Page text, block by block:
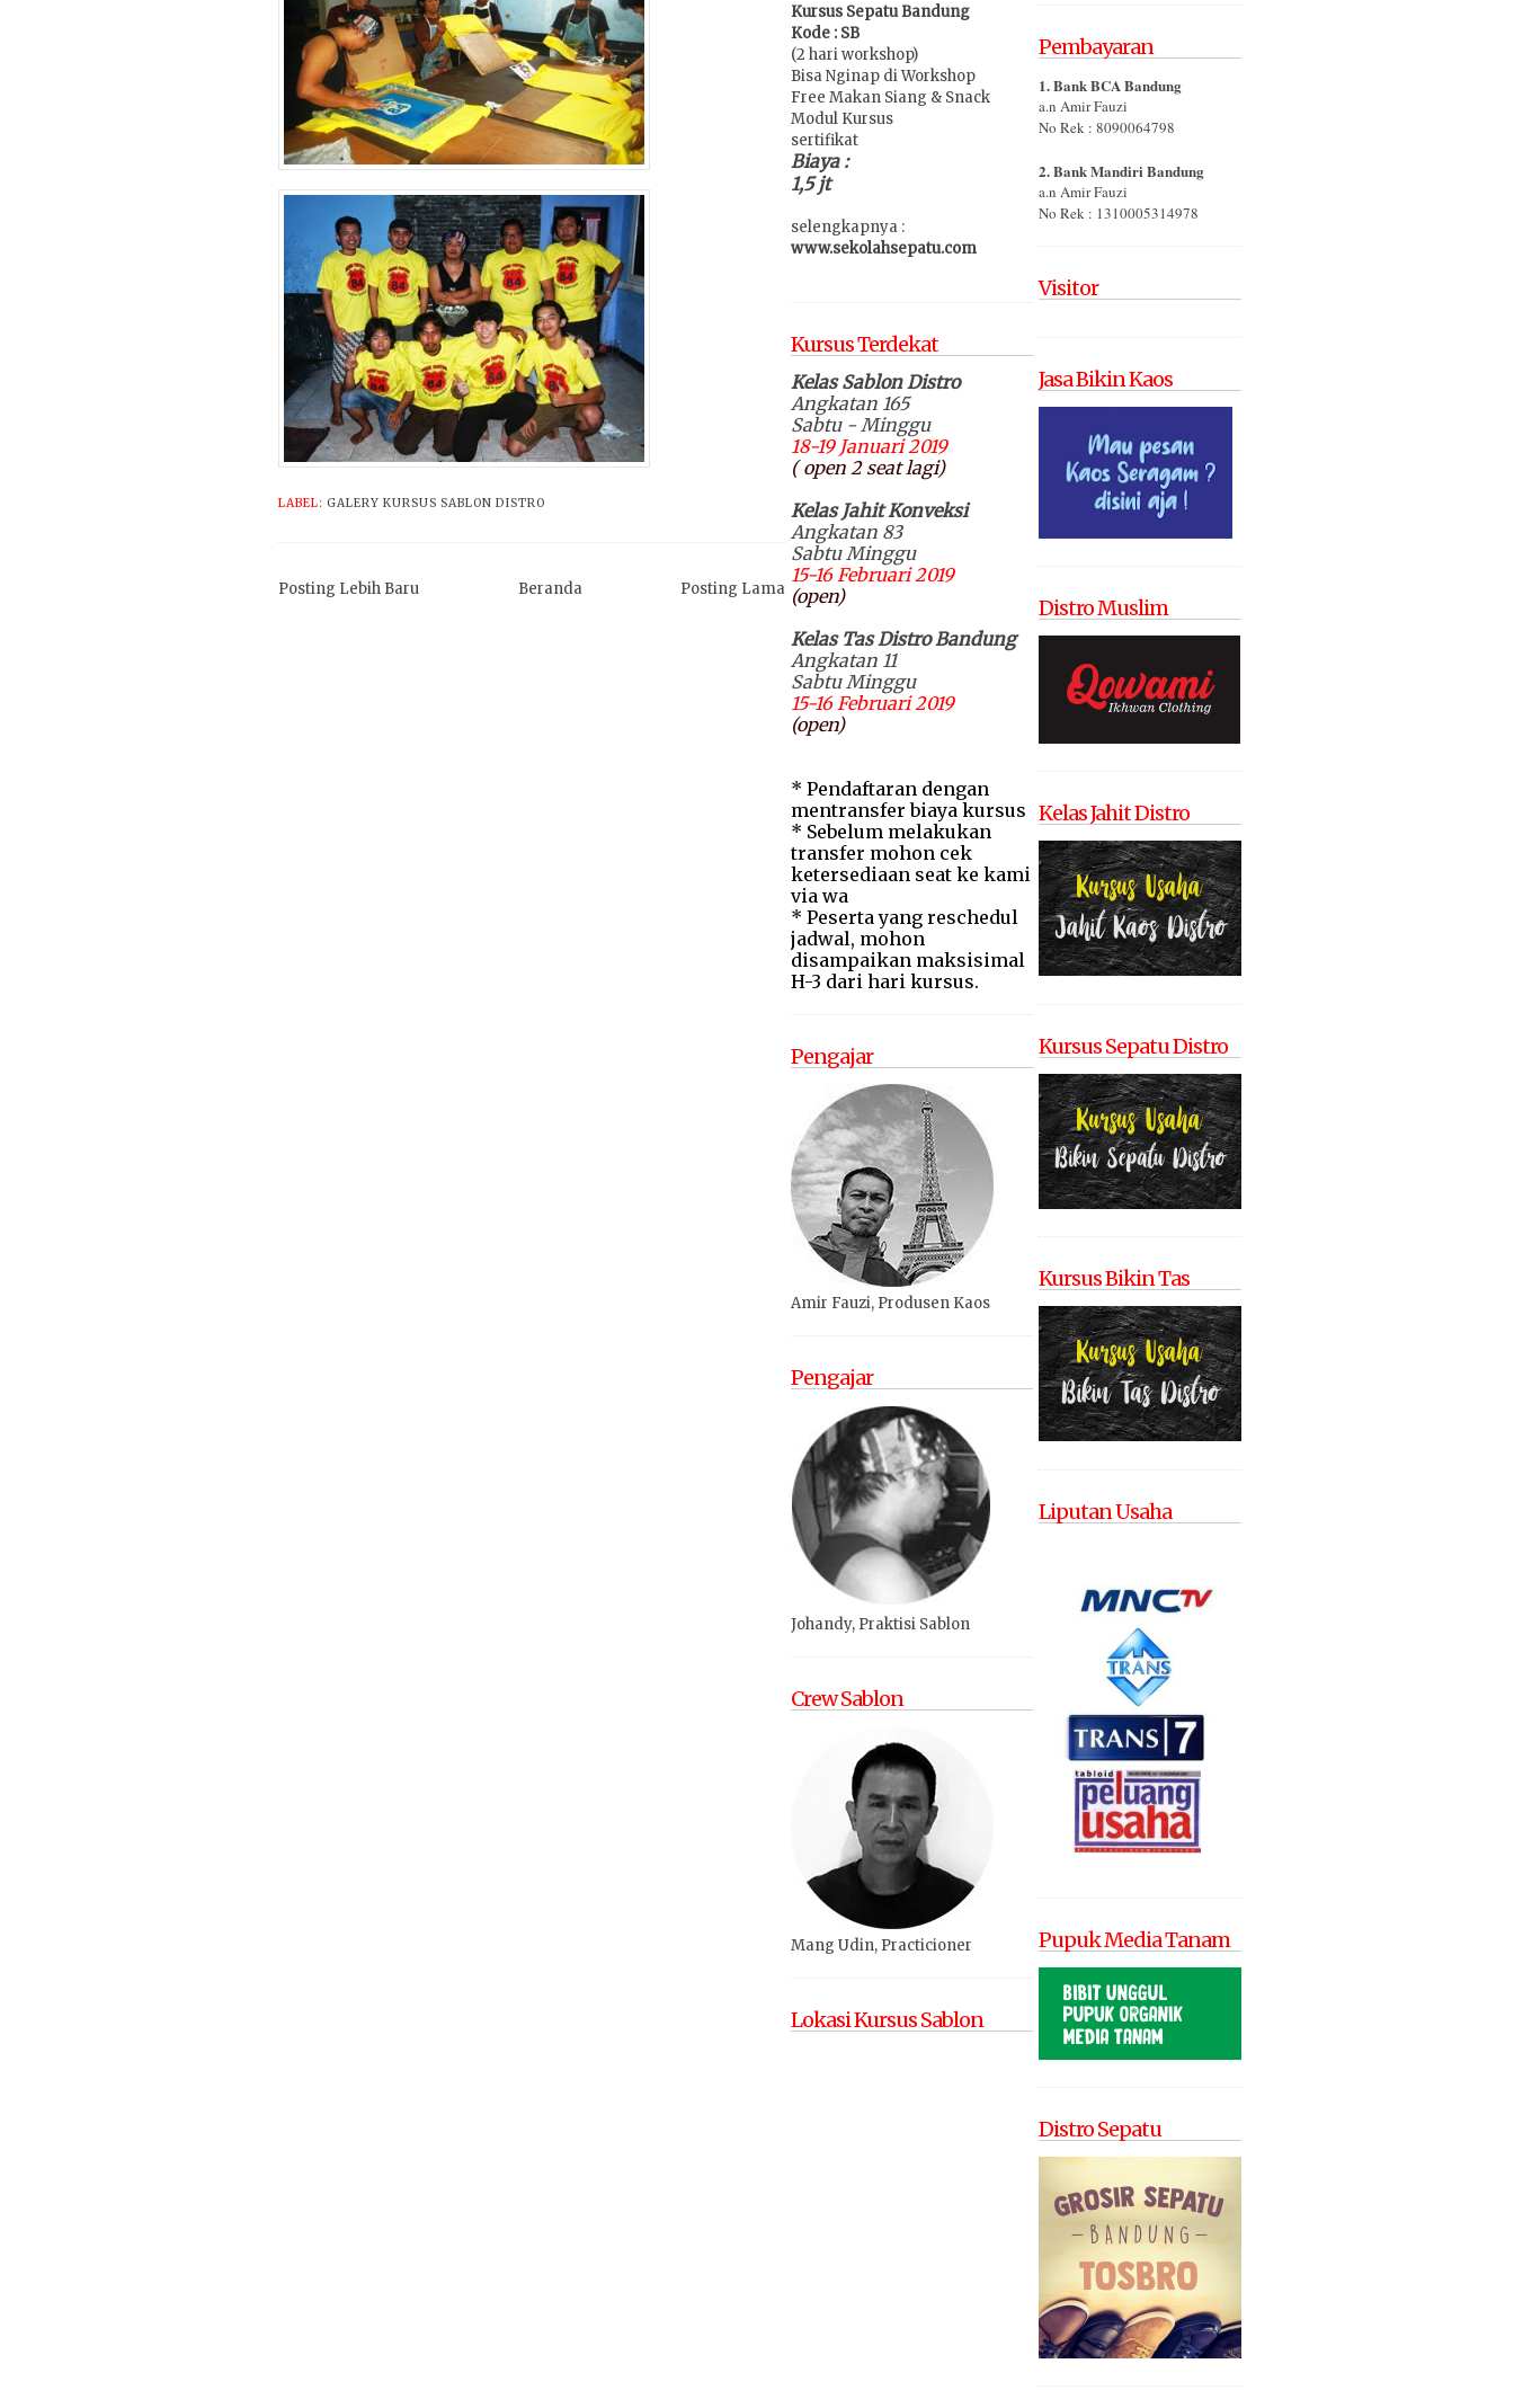
Pembayaran
1. Bank BCA Bandung
a.n Amir Fauzi
No Rek : 8090064798
2. Bank Mandiri Bandung
a.n Amir Fauzi
No Rek : 1310005314978
Visitor
Jasa Bikin Kaos
Distro Muslim
Kelas Jahit Distro
Kursus Sepatu Distro
Kursus Bikin Tas
Liputan Usaha
Pupuk Media Tanam
Distro Sepatu
LABEL: GALERY KURSUS SABLON DISTRO
Posting Lebih Baru Posting Lama
Beranda
Kursus Sepatu Bandung
Kode : SB
(2 hari workshop)
Bisa Nginap di Workshop
Free Makan Siang & Snack
Modul Kursus
sertifikat
Biaya :
1,5 jt
selengkapnya :
www.sekolahsepatu.com
Kursus Terdekat
Kelas Sablon Distro
Angkatan 165
Sabtu - Minggu
18-19 Januari 2019
( open 2 seat lagi)
Kelas Jahit Konveksi
Angkatan 83
Sabtu Minggu
15-16 Februari 2019
(open)
Kelas Tas Distro Bandung
Angkatan 11
Sabtu Minggu
15-16 Februari 2019
(open)
* Pendaftaran dengan
mentransfer biaya kursus
* Sebelum melakukan
transfer mohon cek
ketersediaan seat ke kami
via wa
* Peserta yang reschedul
jadwal, mohon
disampaikan maksisimal
H-3 dari hari kursus.
Pengajar
Amir Fauzi, Produsen Kaos
Pengajar
Johandy, Praktisi Sablon
Crew Sablon
Mang Udin, Practicioner
Lokasi Kursus Sablon